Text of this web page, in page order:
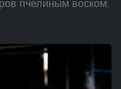
пчелиным воском.